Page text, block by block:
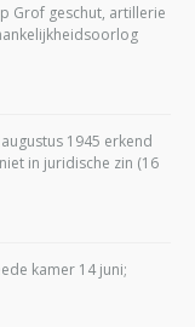
Grof geschut, artillerie
1945 erkend
in juridische zin (16
kamer 14 juni;